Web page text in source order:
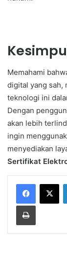
Memahami
digital yang sah,
teknologi ini
Dengan
akan lebih
ingin
menyediakan
Sertifikat
Print